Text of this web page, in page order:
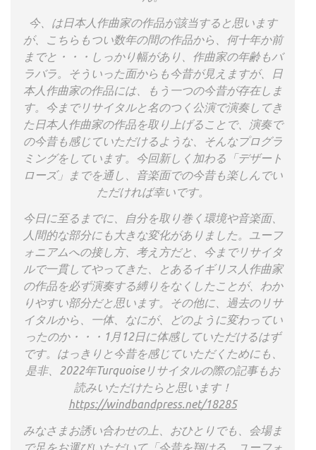
今、は日本人作曲家の作品が該当すると思います
が、こちらもつい数年の間の作品から、何十年か前
までと・・・しっかり幅があり、作曲家の年齢もバ
ラバラ。そういった面からも今昔が見えますが、日
本人作曲家の作品には、もう一つの今昔が存在しま
す。今までリサイタルと名のつく公演で演奏してき
た日本人作曲家の作品を取り上げることで、演奏で
の今昔も感じていただけるような、そんなプログラ
ミングをしています。今回新しく加わる「デザート
ローズ」までを通し、音楽面での今昔も楽しんでい
ただければ幸いです。
今日に至るまでに、自分を取り巻く環境や音楽面、
人間的な部分にも大きな変化がありました。ユーフ
ォニアムへの接し方、考え方だと、今までリサイタ
ルで一貫してやってきた、とあるイギリス人作曲家
の作品を必ず演奏する縛りをなくしたことが、わか
りやすい部分だと思います。その他に、過去のリサ
イタルから、一体、なにが、どのように変わってい
ったのか・・・1月12日に体感していただけるはず
です。はっきりと今昔を感じていただくためにも、
是非、2022年Turquoiseリサイタルの際の記事もお
読みいただけたらと思います！
https://windbandpress.net/18285
みなさまお誘い合わせの上、おひとりでも、会場ま
で足をお運びいただいて「今昔を翔ける、ユーフォ